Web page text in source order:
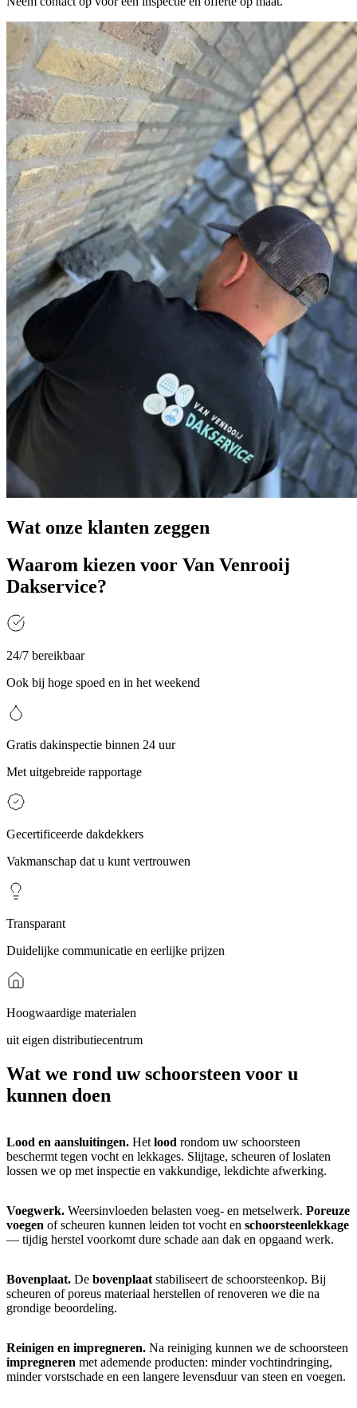
Wat onze klanten zeggen
Waarom kiezen voor Van Venrooij
Dakservice?
24/7 bereikbaar
Ook bij hoge spoed en in het weekend
Gratis dakinspectie binnen 24 uur
Met uitgebreide rapportage
Gecertificeerde dakdekkers
Vakmanschap dat u kunt vertrouwen
Transparant
Duidelijke communicatie en eerlijke prijzen
Hoogwaardige materialen
uit eigen distributiecentrum
Wat we rond uwschoorsteen voor u
kunnen doen
Lood en aansluitingen. Het lood rondom uw schoorsteen
beschermt tegen vocht en lekkages. Slijtage, scheuren of loslaten
lossen we op met inspectie en vakkundige, lekdichte afwerking.
Voegwerk. Weersinvloeden belasten voeg- en metselwerk. Poreuze
voegen of scheuren kunnen leiden tot vocht en schoorsteenlekkage
— tijdig herstel voorkomt dure schade aan dak en opgaand werk.
Bovenplaat. De bovenplaat stabiliseert de schoorsteenkop. Bij
scheuren of poreus materiaal herstellen of renoveren we die na
grondige beoordeling.
Reinigen en impregneren. Na reiniging kunnen we de schoorsteen
impregneren met ademende producten: minder vochtindringing,
minder vorstschade en een langere levensduur van steen en voegen.